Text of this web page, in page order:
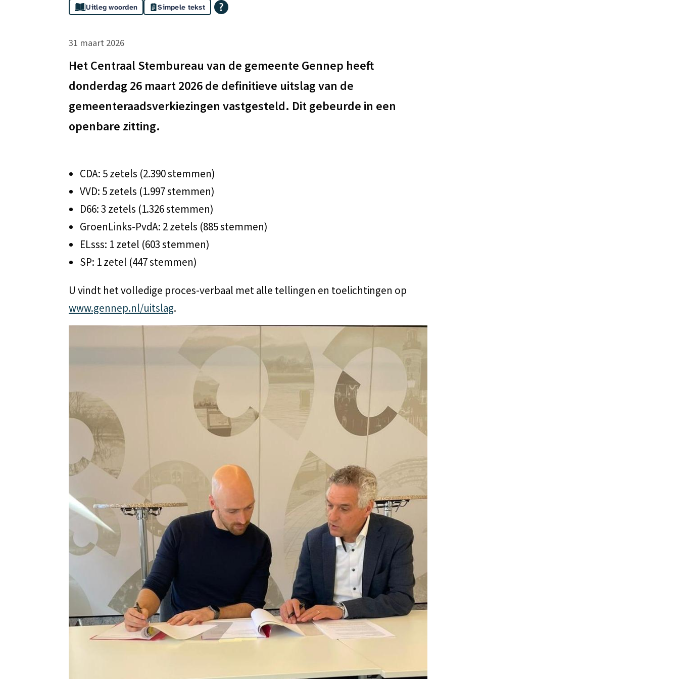
AssistentieUitleg woorden Simpele tekst
gemeenteraadsverkiezingen
vastgesteld
31 maart 2026
Het Centraal Stembureau van de gemeente Gennep heeft
donderdag 26 maart 2026 de definitieve uitslag van de
gemeenteraadsverkiezingen vastgesteld. Dit gebeurde in een
openbare zitting.
CDA: 5 zetels (2.390 stemmen)
VVD: 5 zetels (1.997 stemmen)
D66: 3 zetels (1.326 stemmen)
GroenLinks‑PvdA: 2 zetels (885 stemmen)
ELsss: 1 zetel (603 stemmen)
SP: 1 zetel (447 stemmen)
U vindt het volledige proces-verbaal met alle tellingen en toelichtingen op
www.gennep.nl/uitslag.